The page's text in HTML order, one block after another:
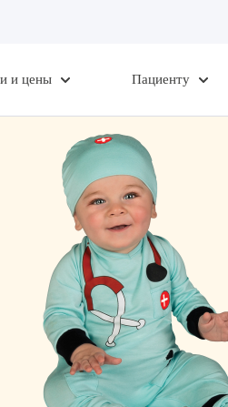
и цены Пациенту